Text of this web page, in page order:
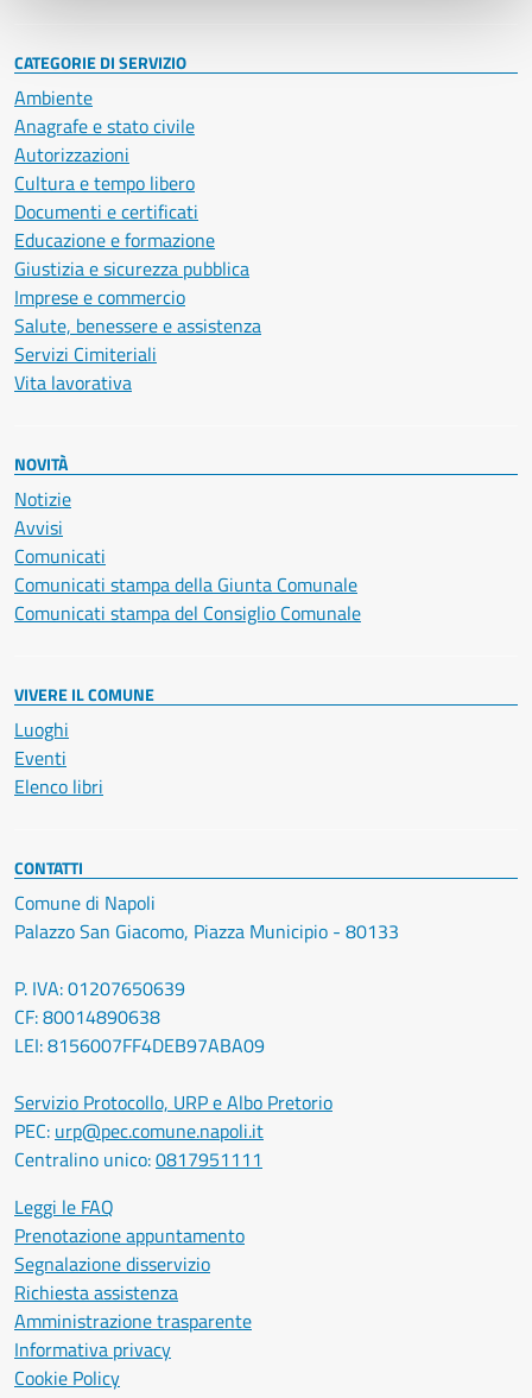
CATEGORIE DI SERVIZIO
Ambiente
Anagrafe e stato civile
Autorizzazioni
Cultura e tempo libero
Documenti e certificati
Educazione e formazione
Giustizia e sicurezza pubblica
Imprese e commercio
Salute, benessere e assistenza
Servizi Cimiteriali
Vita lavorativa
NOVITÀ
Notizie
Avvisi
Comunicati
Comunicati stampa della Giunta Comunale
Comunicati stampa del Consiglio Comunale
VIVERE IL COMUNE
Luoghi
Eventi
Elenco libri
CONTATTI
Comune di Napoli
Palazzo San Giacomo, Piazza Municipio - 80133
P. IVA: 01207650639
CF: 80014890638
LEI: 8156007FF4DEB97ABA09
Servizio Protocollo, URP e Albo Pretorio
PEC: urp@pec.comune.napoli.it
Centralino unico:0817951111
Leggi le FAQ
Prenotazione appuntamento
Segnalazione disservizio
Richiesta assistenza
Amministrazione trasparente
Informativa privacy
Cookie Policy